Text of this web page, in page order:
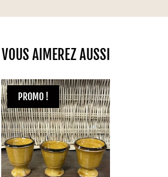
bout
crins
VOUS AIMEREZ AUSSI
PROMO !